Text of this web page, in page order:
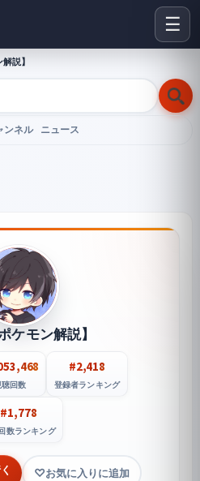
☰
説】
ンネル ニュース
ケモン解説】
聴回数
#2,418
登録者ランキング
#1,778
数ランキング
お気に入りに追加